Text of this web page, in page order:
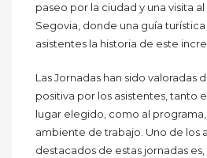
paseo por la ciudad y una visita
Segovia, donde una guía
asistentes la historia de este
Las Jornadas han sido valoradas
positiva por los asistentes, tanto
lugar elegido, como al
ambiente de trabajo. Uno de los
destacados de estas jornadas